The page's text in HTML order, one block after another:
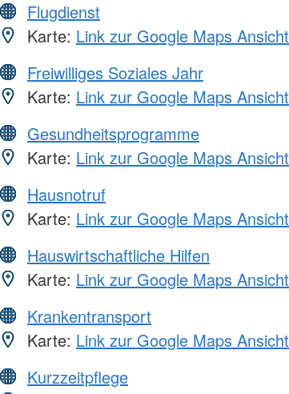
Flugdienst
Karte: Link zur Google Maps Ansicht
Freiwilliges Soziales Jahr
Karte: Link zur Google Maps Ansicht
Gesundheitsprogramme
Karte: Link zur Google Maps Ansicht
Hausnotruf
Karte: Link zur Google Maps Ansicht
Hauswirtschaftliche Hilfen
Karte: Link zur Google Maps Ansicht
Krankentransport
Karte: Link zur Google Maps Ansicht
Kurzzeitpflege